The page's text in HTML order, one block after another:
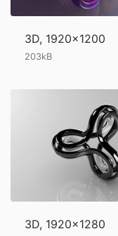
3D, 1920x1200
203kB
3D, 1920x1280